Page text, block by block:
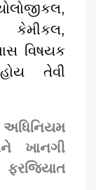
કેમીકલ,
વિષયક
તેવી
અધિનિયમ
ખાનગી